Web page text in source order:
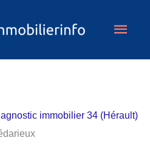
immobilier 34 (Hérault)